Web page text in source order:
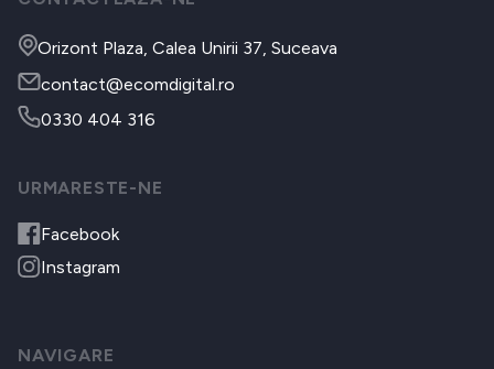
Orizont Plaza, Calea Unirii 37, Suceava
contact@ecomdigital.ro
0330 404 316
URMARESTE-NE
Facebook
Instagram
NAVIGARE